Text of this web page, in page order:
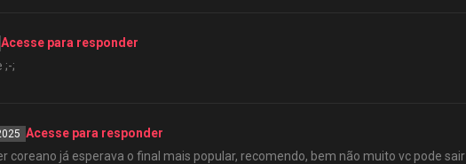
Acesse para responder
;-;
Acesse para responder
coreano já esperava o final mais popular, recomendo, bem não muito vc pode sair